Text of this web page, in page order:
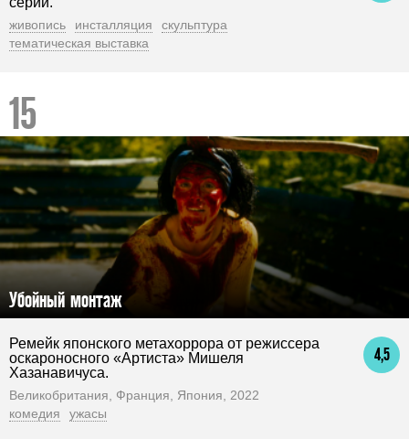
живопись инсталляция
скульптура
тематическая выставка
Убойный монтаж
4,5
Ремейк японского метахоррора от режиссера
оскароносного «Артиста» Мишеля
Хазанавичуса.
Великобритания, Франция, Япония, 2022
комедия
ужасы